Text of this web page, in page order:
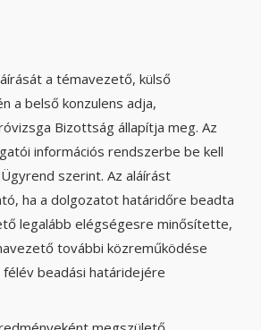
a témavezető, külső
a belső konzulens adja,
Bizottság állapítja meg. Az
információs rendszerbe be kell
szerint. Az aláírást
ha a dolgozatot határidőre beadta
legalább elégségesre minősítette,
további közreműködése
beadási határidejére